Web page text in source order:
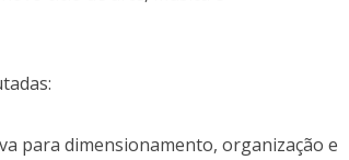
para dimensionamento, organização e